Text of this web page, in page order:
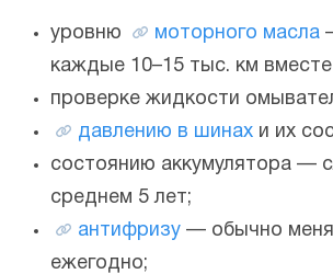
уровню моторного масла
каждые 10–15 тыс. км
проверке жидкости
давлению в шинах и их
состоянию аккумулятора —
среднем 5 лет;
антифризу — обычно
ежегодно;